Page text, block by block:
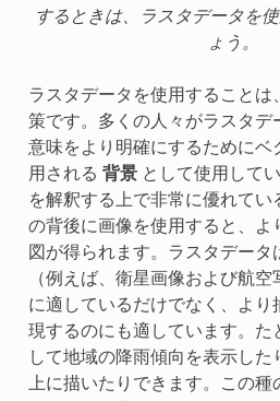
するときは、ラスタデータを
ょう。
ラスタデータを使用することは
策です。多くの人々がラスタデ
意味をより明確にするためにベ
用される 背景として使用して
を解釈する上で非常に優れてい
の背後に画像を使用すると、よ
図が得られます。ラスタデータ
（例えば、衛星画像および航
に適しているだけでなく、より
現するのにも適しています。た
して地域の降雨傾向を表示し
上に描いたりできます。この